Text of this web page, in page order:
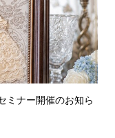
ミナー開催のお知ら